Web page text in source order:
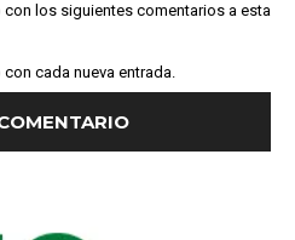
los siguientes comentarios a esta
cada nueva entrada.